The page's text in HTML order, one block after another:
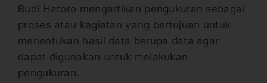
Budi Hatoro mengartikan pengukuran sebagai
proses atau kegiatan yang bertujuan untuk
menentukan hasil data berupa data agar
dapat digunakan untuk melakukan
pengukuran.